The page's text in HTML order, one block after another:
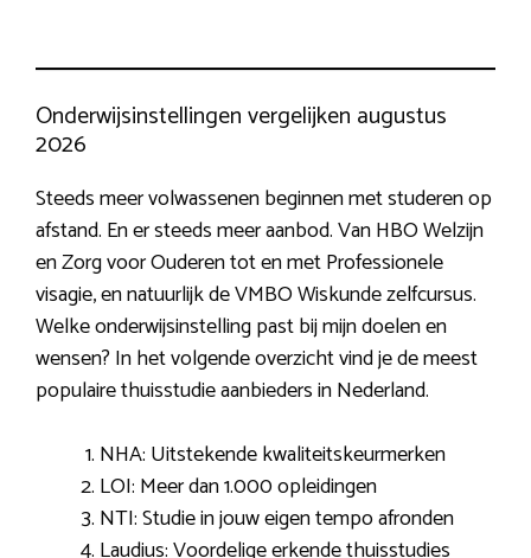
Onderwijsinstellingen vergelijken augustus
2026
Steeds meer volwassenen beginnen met studeren op
afstand. En er steeds meer aanbod. Van HBO Welzijn
en Zorg voor Ouderen tot en met Professionele
visagie, en natuurlijk de VMBO Wiskunde zelfcursus.
Welke onderwijsinstelling past bij mijn doelen en
wensen? In het volgende overzicht vind je de meest
populaire thuisstudie aanbieders in Nederland.
NHA: Uitstekende kwaliteitskeurmerken
LOI: Meer dan 1.000 opleidingen
NTI: Studie in jouw eigen tempo afronden